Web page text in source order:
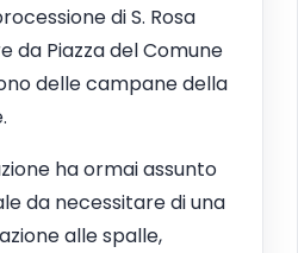
di S. Rosa
da Piazza del Comune
delle campane della
ha ormai assunto
da necessitare di una
alle spalle,